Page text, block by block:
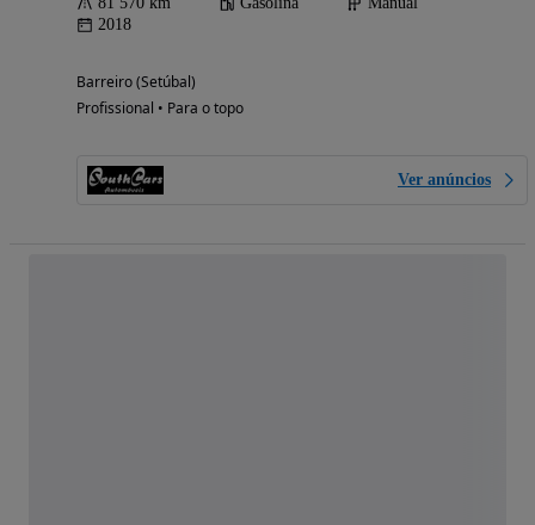
2018
Barreiro (Setúbal)
Profissional • Para o topo
Ver anúncios